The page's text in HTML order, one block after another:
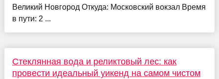
Великий Новгород Откуда: Московский вокзал Время
в пути: 2 ...
Стеклянная вода и реликтовый лес: как
провести идеальный уикенд на самом чистом